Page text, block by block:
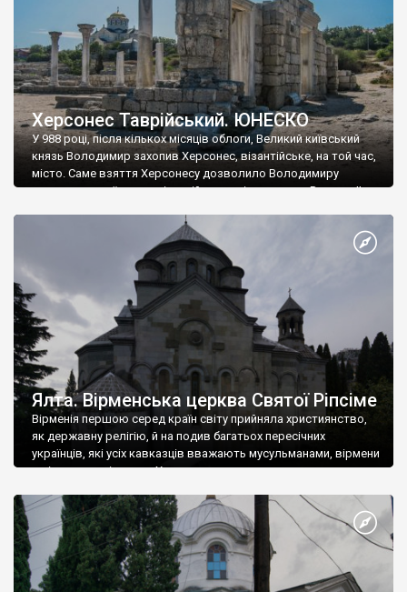
Херсонес Таврійський. ЮНЕСКО
У 988 році, після кількох місяців облоги, Великий київський
князь Володимир захопив Херсонес, візантійське, на той час,
місто. Саме взяття Херсонесу дозволило Володимиру
диктувати свої умови візантійському імператору Василю ІІ, та
Херсонесі Володимир-язичник, став Василем-християнином.
А потім було Хрещення Русі. На честь Херсонесу Таврійського
Ялта. Вірменська церква Святої Ріпсіме
Вірменія першою серед країн світу прийняла християнство,
як державну релігію, й на подив багатьох пересічних
українців, які усіх кавказців вважають мусульманами, вірмени
є відданими вірянами Христа